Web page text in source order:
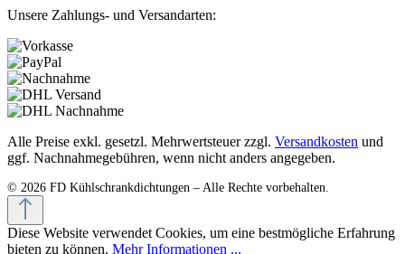
Unsere Zahlungs- und Versandarten:
Alle Preise exkl. gesetzl. Mehrwertsteuer zzgl. Versandkosten und
ggf. Nachnahmegebühren, wenn nicht anders angegeben.
Diese Website verwendet Cookies, um eine bestmögliche Erfahrung
bieten zu können. Mehr Informationen ...